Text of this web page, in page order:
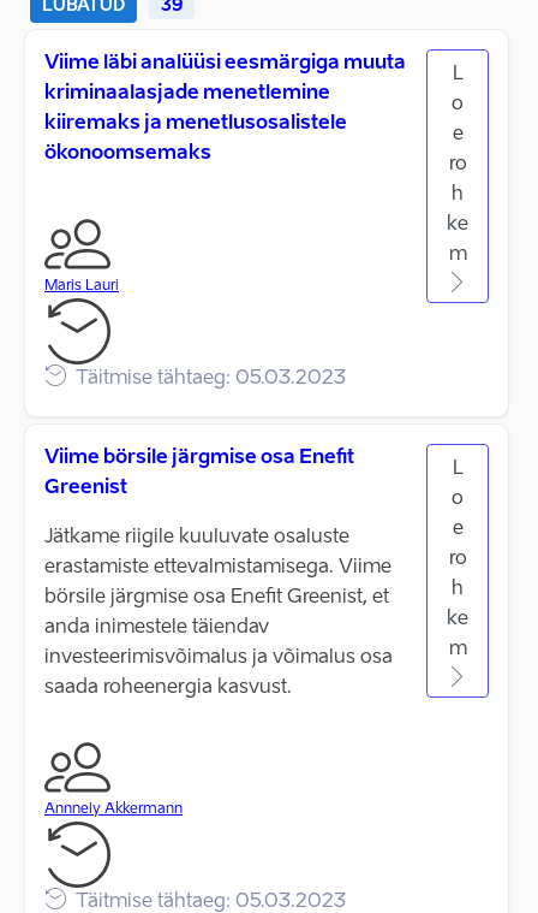
LUBATUD 39
Viime läbi analüüsi eesmärgiga muuta
kriminaalasjade menetlemine
kiiremaks ja menetlusosalistele
ökonoomsemaks
Maris Lauri
Täitmise tähtaeg: 05.03.2023
L
o
e
ro
h
ke
m
Viime börsile järgmise osa Enefit
Greenist
Jätkame riigile kuuluvate osaluste
erastamiste ettevalmistamisega. Viime
börsile järgmise osa Enefit Greenist, et
anda inimestele täiendav
investeerimisvõimalus ja võimalus osa
saada roheenergia kasvust.
Annnely Akkermann
Täitmise tähtaeg: 05.03.2023
L
o
e
ro
h
ke
m